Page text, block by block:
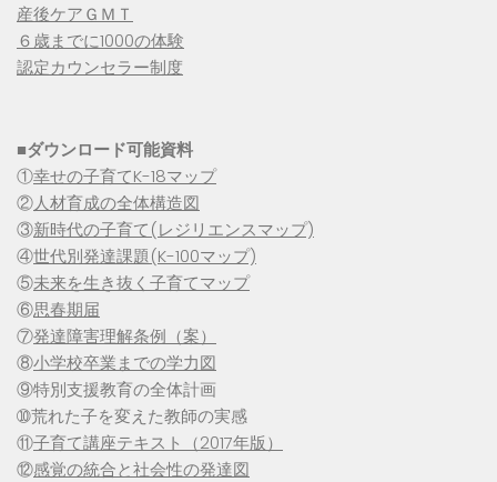
産後ケアＧＭＴ
６歳までに1000の体験
認定カウンセラー制度
■ダウンロード可能資料
①幸せの子育てK-18マップ
②人材育成の全体構造図
③新時代の子育て(レジリエンスマップ)
④世代別発達課題(K-100マップ)
⑤未来を生き抜く子育てマップ
⑥思春期届
⑦発達障害理解条例（案）
⑧小学校卒業までの学力図
⑨特別支援教育の全体計画
➉荒れた子を変えた教師の実感
⑪子育て講座テキスト（2017年版）
⑫感覚の統合と社会性の発達図